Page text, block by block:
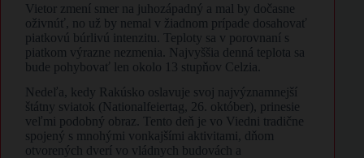
Vietor zmení smer na juhozápadný a mal by dočasne
oživnúť, no už by nemal v žiadnom prípade dosahovať
piatkovú búrlivú intenzitu. Teploty sa v porovnaní s
piatkom výrazne nezmenia. Najvyššia denná teplota sa
bude pohybovať len okolo 13 stupňov Celzia.
Nedeľa, kedy Rakúsko oslavuje svoj najvýznamnejší
štátny sviatok (Nationalfeiertag, 26. október), prinesie
veľmi podobný obraz. Tento deň je vo Viedni tradične
spojený s mnohými vonkajšími aktivitami, dňom
otvorených dverí vo vládnych budovách a